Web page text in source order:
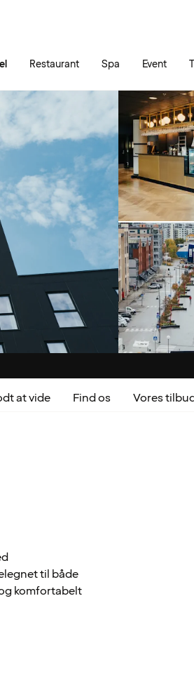
Restaurant Spa Event
at vide Find os Vores
til både
komfortabelt